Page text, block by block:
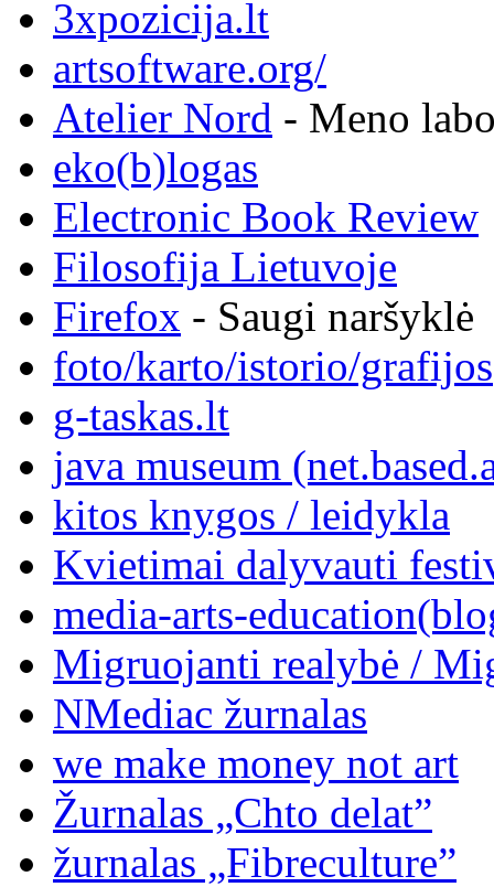
3xpozicija.lt
artsoftware.org/
Atelier Nord - Meno
eko(b)logas
Electronic Book Review
Filosofija Lietuvoje
Firefox - Saugi naršyklė
foto/karto/istorio/grafijos
g-taskas.lt
java museum
kitos knygos / leidykla
Kvietimai dalyvauti
media-arts-
Migruojanti realybė /
NMediac žurnalas
we make money not art
Žurnalas „Chto delat”
žurnalas „Fibreculture”